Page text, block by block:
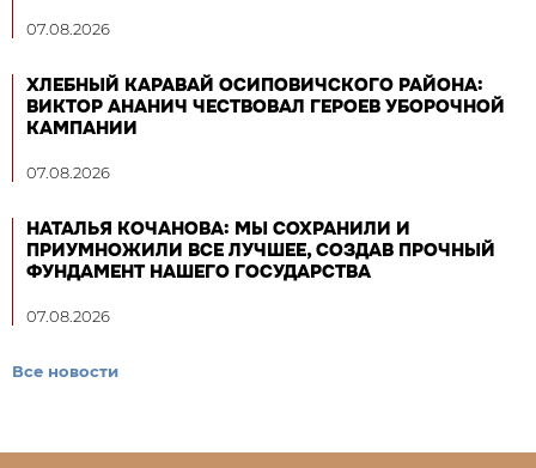
07.08.2026
ХЛЕБНЫЙ КАРАВАЙ ОСИПОВИЧСКОГО РАЙОНА:
ВИКТОР АНАНИЧ ЧЕСТВОВАЛ ГЕРОЕВ УБОРОЧНОЙ
КАМПАНИИ
07.08.2026
НАТАЛЬЯ КОЧАНОВА: МЫ СОХРАНИЛИ И
ПРИУМНОЖИЛИ ВСЕ ЛУЧШЕЕ, СОЗДАВ ПРОЧНЫЙ
ФУНДАМЕНТ НАШЕГО ГОСУДАРСТВА
07.08.2026
Все новости